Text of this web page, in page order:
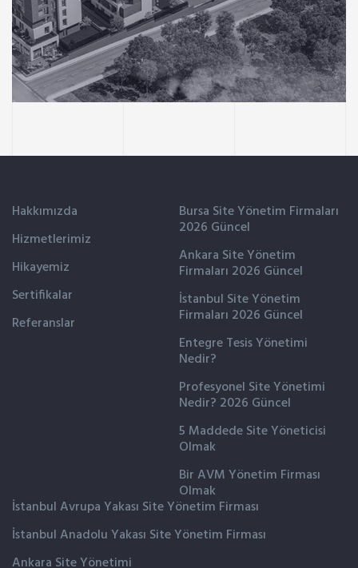
AVM & KONUT KONUT
SKY Acarlar
Hakkımızda
Hizmetlerimiz
Hikayemiz
Sertifikalar
Referanslar
Bursa Site Yönetim Firmaları
2026 Güncel
Ankara Site Yönetim
Firmaları 2026 Güncel
İstanbul Site Yönetim
Firmaları 2026 Güncel
Entegre Tesis Yönetimi
Nedir?
Profesyonel Site Yönetimi
Nedir? 2026 Güncel
5 Maddede Site Yöneticisi
Olmak
Bir AVM Yönetim Firması
Olmak
İstanbul Avrupa Yakası Site Yönetim Firması
İstanbul Anadolu Yakası Site Yönetim Firması
Ankara Site Yönetimi